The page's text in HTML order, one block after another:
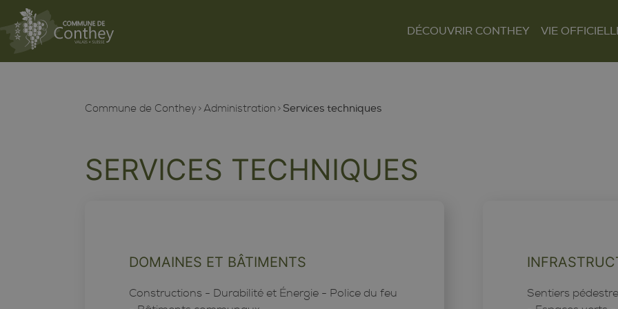
DÉCOUVRIR CONTHEY
Le mot du Président
Présentation et
Sentiers et parcours
VIE
Autorités
Commune de Conthey Administration Services techniques
SERVICES TECHNIQUES
DOMAINES ET BÂTIMENTS
Constructions - Durabilité et Énergie - Police du feu
Sentiers